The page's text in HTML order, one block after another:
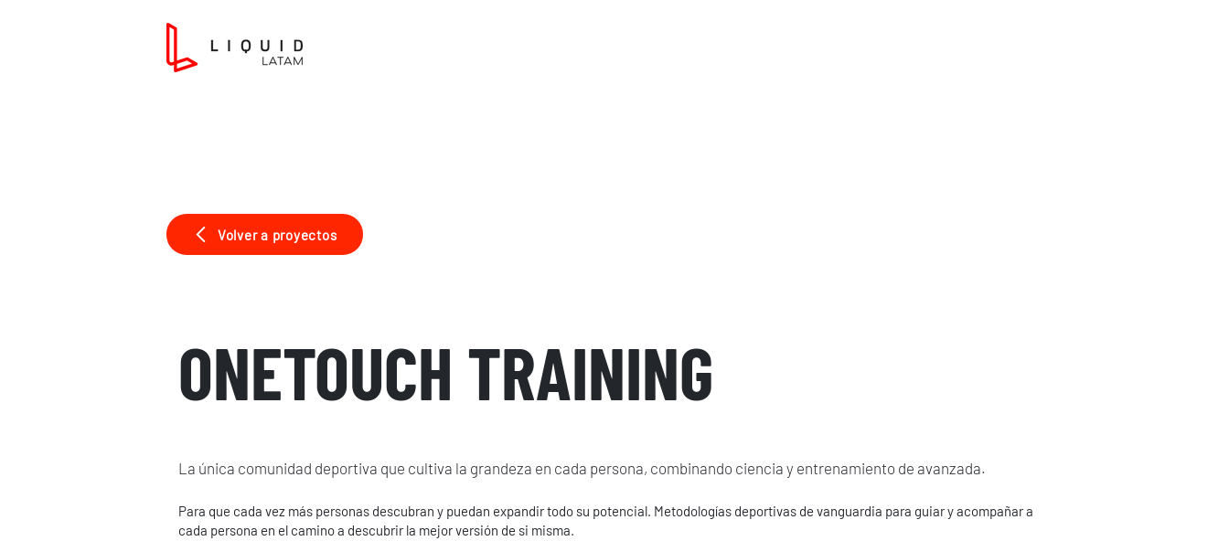
Volver a proyectos
ONETOUCH TRAINING
La única comunidad deportiva que cultiva la grandeza en cada persona, combinando ciencia y entrenamiento de avanzada.
Para que cada vez más personas descubran y puedan expandir todo su potencial. Metodologías deportivas de vanguardia para guiar y acompañar a
cada persona en el camino a descubrir la mejor versión de si misma.